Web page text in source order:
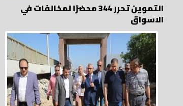
التموين تحرر 344 محضرًا لمخالفات في
الاسواق